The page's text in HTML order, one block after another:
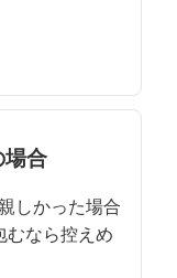
場合
親しかった場合
むなら控えめ